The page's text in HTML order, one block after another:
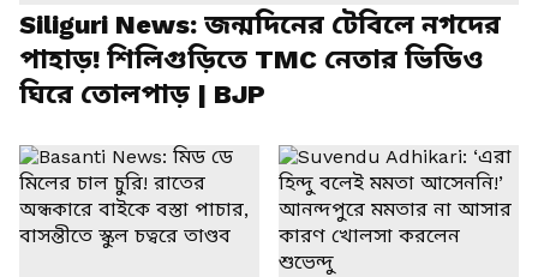
Siliguri News: জন্মদিনের টেবিলে নগদের
পাহাড়! শিলিগুড়িতে TMC নেতার ভিডিও
ঘিরে তোলপাড় | BJP